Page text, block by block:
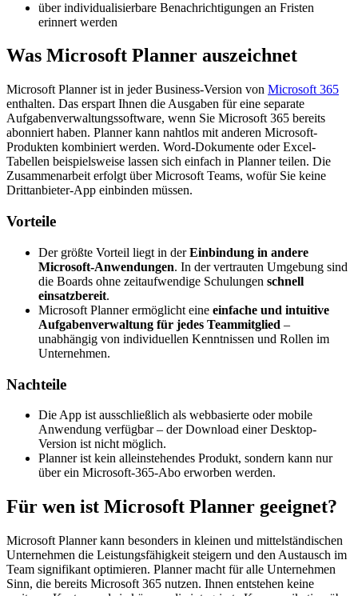
über individualisierbare Benachrichtigungen an Fristen
erinnert werden
Was Microsoft Planner auszeichnet
Microsoft Planner ist in jeder Business-Version von Microsoft 365
enthalten. Das erspart Ihnen die Ausgaben für eine separate
Aufgabenverwaltungssoftware, wenn Sie Microsoft 365 bereits
abonniert haben. Planner kann nahtlos mit anderen Microsoft-
Produkten kombiniert werden. Word-Dokumente oder Excel-
Tabellen beispielsweise lassen sich einfach in Planner teilen. Die
Zusammenarbeit erfolgt über Microsoft Teams, wofür Sie keine
Drittanbieter-App einbinden müssen.
Vorteile
Der größte Vorteil liegt in derEinbindung in andere
Microsoft-Anwendungen. In der vertrauten Umgebung sind
die Boards ohne zeitaufwendige Schulungen schnell
einsatzbereit.
Microsoft Planner ermöglicht eine einfache und intuitive
Aufgabenverwaltung für jedes Teammitglied –
unabhängig von individuellen Kenntnissen und Rollen im
Unternehmen.
Nachteile
Die App ist ausschließlich als webbasierte oder mobile
Anwendung verfügbar – der Download einer Desktop-
Version ist nicht möglich.
Planner ist kein alleinstehendes Produkt, sondern kann nur
über ein Microsoft-365-Abo erworben werden.
Für wen ist Microsoft Planner geeignet?
Microsoft Planner kann besonders in kleinen und mittelständischen
Unternehmen die Leistungsfähigkeit steigern und den Austausch im
Team signifikant optimieren. Planner macht für alle Unternehmen
Sinn, die bereits Microsoft 365 nutzen. Ihnen entstehen keine